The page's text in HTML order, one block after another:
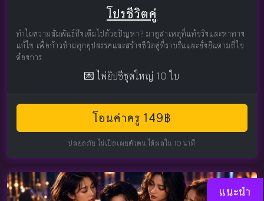
โปรชีวิตคู่
ทำไมความสัมพันธ์ถึงเต็มไปด้วยปัญหา? มาดูสาเหตุที่แท้จริงและหาทาง
แก้ไข เพื่อก้าวข้ามทุกอุปสรรคและสร้างชีวิตคู่ที่ราบรื่นและยั่งยืนตามที่ใจ
ต้องการ
💌 ไพ่ยิปซีชุดใหญ่ 10 ใบ
โอนค่าครู 149฿
ปลอดภัย ไม่เปิดเผยตัวตน ได้ผลใน 10 นาที
แนะนำ